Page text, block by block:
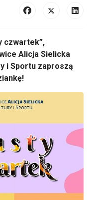
czwartek”,
Alicja Sielicka
i Sportu zaproszą